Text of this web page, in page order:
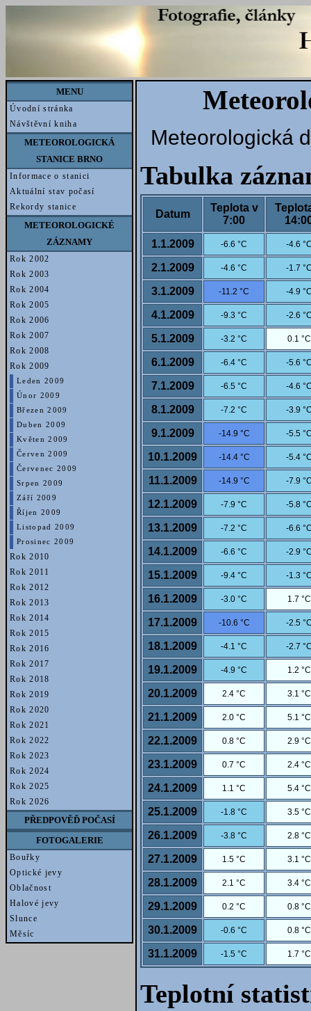
MENU
Úvodní stránka
Návštěvní kniha
METEOROLOGICKÁ
STANICE BRNO
Informace o stanici
Aktuální stav počasí
Rekordy stanice
METEOROLOGICKÉ
ZÁZNAMY
Rok 2002
Rok 2003
Rok 2004
Rok 2005
Rok 2006
Rok 2007
Rok 2008
Rok 2009
Leden 2009
Únor 2009
Březen 2009
Duben 2009
Květen 2009
Červen 2009
Červenec 2009
Srpen 2009
Září 2009
Říjen 2009
Listopad 2009
Prosinec 2009
Rok 2010
Rok 2011
Rok 2012
Rok 2013
Rok 2014
Rok 2015
Rok 2016
Rok 2017
Rok 2018
Rok 2019
Rok 2020
Rok 2021
Rok 2022
Rok 2023
Rok 2024
Rok 2025
Rok 2026
PŘEDPOVĚĎ POČASÍ
FOTOGALERIE
Bouřky
Optické jevy
Oblačnost
Halové jevy
Slunce
Měsíc
Meteorologická
Tabulka
Datum
Teplota v
7:00
1.1.2009
-6.6 °C -4.6
2.1.2009 -4.6 °C -1.7
3.1.2009 -11.2 °C -4.9
4.1.2009 -9.3 °C -2.6
5.1.2009 -3.2 °C 0.1 °C
6.1.2009 -6.4 °C -5.6
7.1.2009 -6.5 °C -4.6
8.1.2009 -7.2 °C -3.9
9.1.2009 -14.9 °C -5.5
10.1.2009 -14.4 °C -5.4
11.1.2009 -14.9 °C -7.9
12.1.2009 -7.9 °C -5.8
13.1.2009 -7.2 °C -6.6
14.1.2009 -6.6 °C -2.9
15.1.2009 -9.4 °C -1.3
16.1.2009 -3.0 °C 1.7 °C
17.1.2009 -10.6 °C -2.5
18.1.2009 -4.1 °C -2.7
19.1.2009 -4.9 °C 1.2 °C
20.1.2009 2.4 °C 3.1 °C
21.1.2009 2.0 °C 5.1 °C
22.1.2009 0.8 °C 2.9 °C
23.1.2009 0.7 °C 2.4 °C
24.1.2009 1.1 °C 5.4 °C
25.1.2009 -1.8 °C 3.5 °C
26.1.2009 -3.8 °C 2.8 °C
27.1.2009 1.5 °C 3.1 °C
28.1.2009 2.1 °C 3.4 °C
29.1.2009 0.2 °C 0.8 °C
30.1.2009 -0.6 °C 0.8 °C
31.1.2009 -1.5 °C 1.7 °C
Teplotní